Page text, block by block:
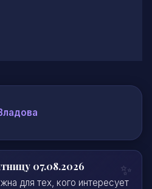
07.08.2026
для тех, кого интересует